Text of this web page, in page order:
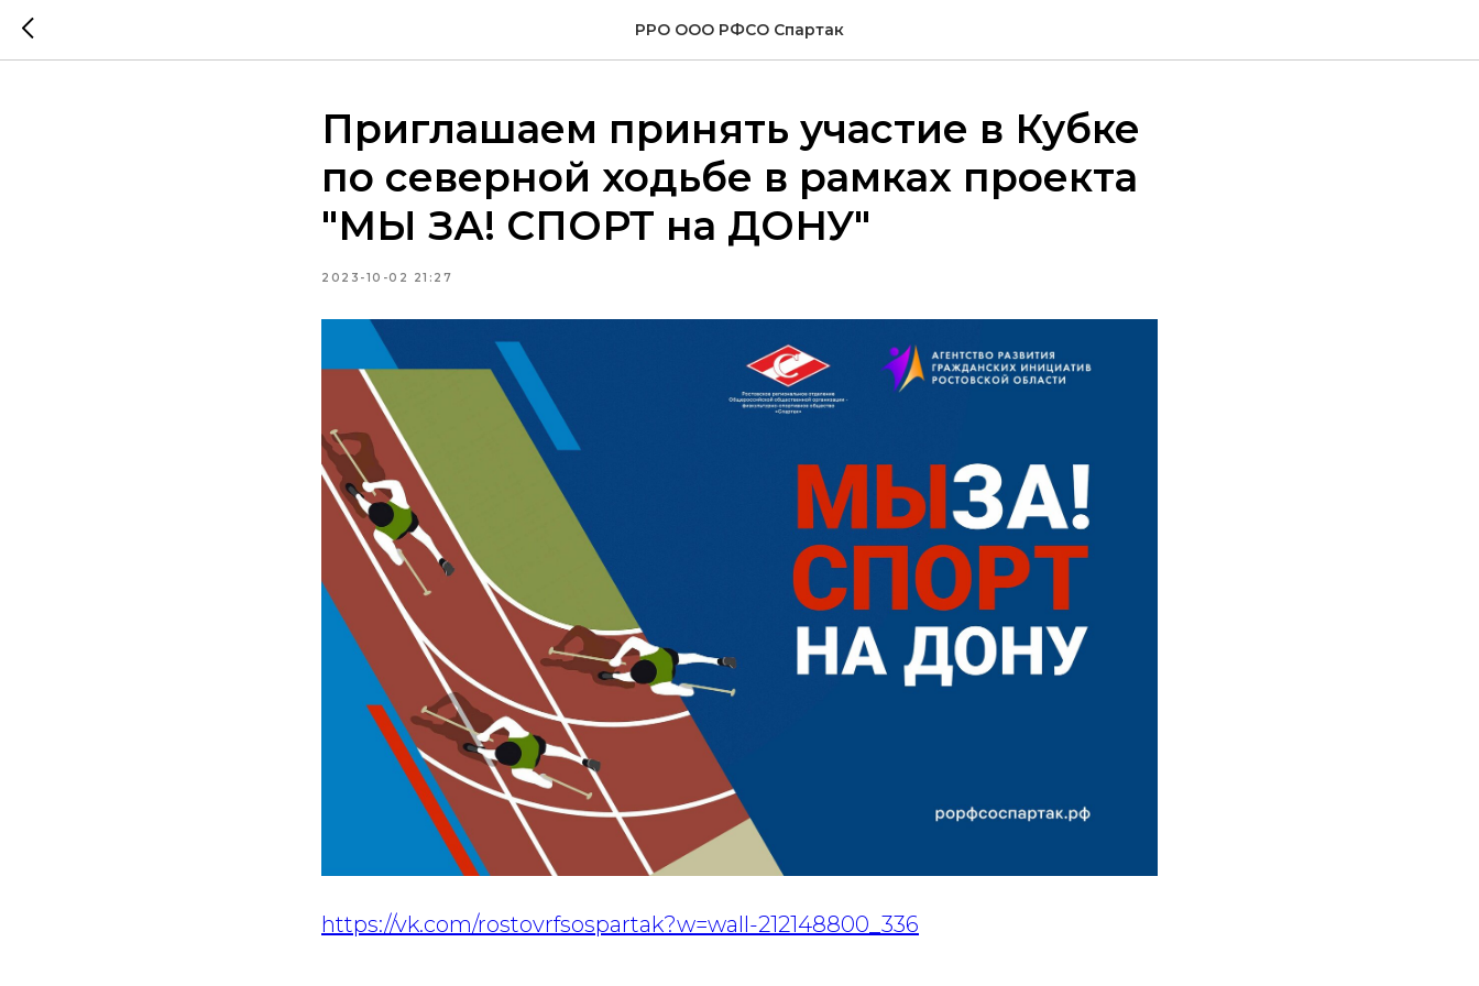
РРО ООО РФСО Спартак
Приглашаем принять участие в Кубке
по северной ходьбе в рамках проекта
"МЫ ЗА! СПОРТ на ДОНУ"
2023-10-02 21:27
https://vk.com/rostovrfsospartak?w=wall-212148800_336